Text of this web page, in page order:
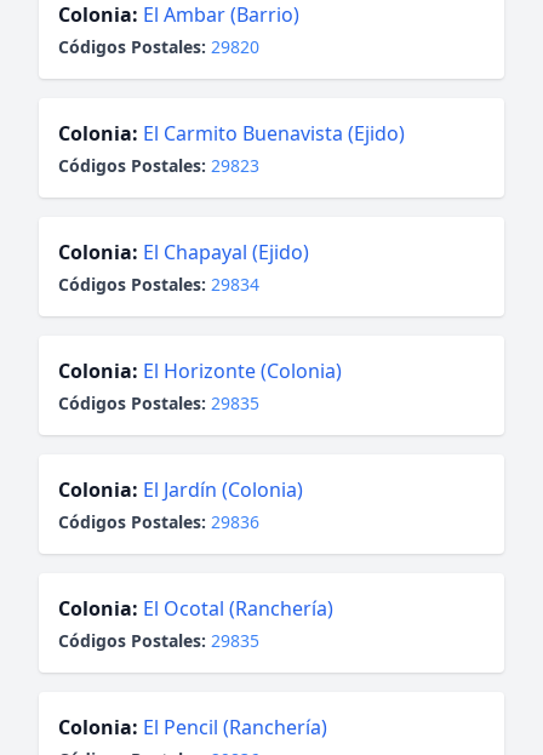
Colonia: El Ambar (Barrio)
Códigos Postales: 29820
Colonia: El Carmito Buenavista (Ejido)
Códigos Postales: 29823
Colonia: El Chapayal (Ejido)
Códigos Postales: 29834
Colonia: El Horizonte (Colonia)
Códigos Postales: 29835
Colonia: El Jardín (Colonia)
Códigos Postales: 29836
Colonia: El Ocotal (Ranchería)
Códigos Postales: 29835
Colonia: El Pencil (Ranchería)